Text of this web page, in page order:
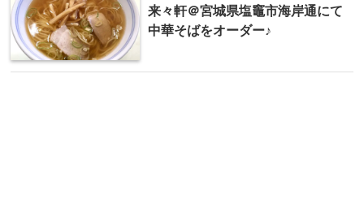
来々軒＠宮城県塩竈市海岸通にて
中華そばをオーダー♪